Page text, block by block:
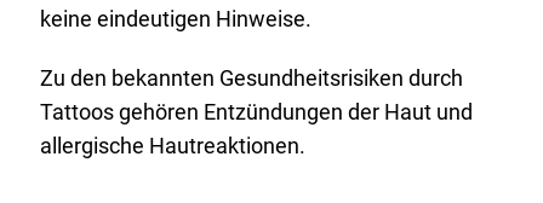
keine eindeutigen Hinweise.
Zu den bekannten Gesundheitsrisiken durch
Tattoos gehören Entzündungen der Haut und
allergische Hautreaktionen.